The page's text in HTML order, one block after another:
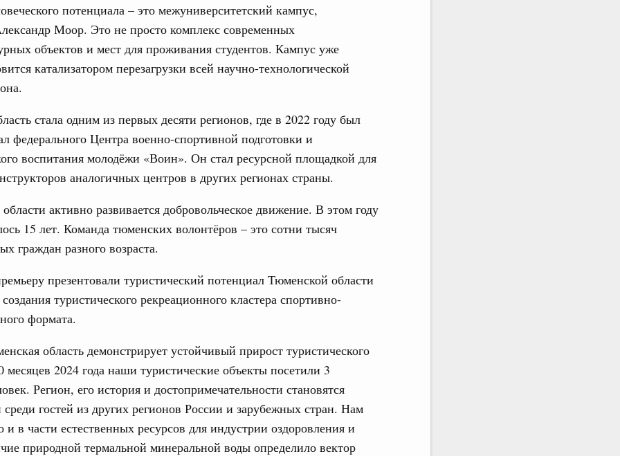
потенциала – это межуниверситетский кампус,
Моор. Это не просто комплекс современных
объектов и мест для проживания студентов. Кампус уже
катализатором перезагрузки всей научно-технологической
стала одним из первых десяти регионов, где в 2022 году был
федерального Центра военно-спортивной подготовки и
воспитания молодёжи «Воин». Он стал ресурсной площадкой для
аналогичных центров в других регионах страны.
активно развивается добровольческое движение. В этом году
15 лет. Команда тюменских волонтёров – это сотни тысяч
граждан разного возраста.
презентовали туристический потенциал Тюменской области
туристического рекреационного кластера спортивно-
формата.
область демонстрирует устойчивый прирост туристического
месяцев 2024 года наши туристические объекты посетили 3
Регион, его история и достопримечательности становятся
гостей из других регионов России и зарубежных стран. Нам
и в части естественных ресурсов для индустрии оздоровления и
природной термальной минеральной воды определило вектор
маршрутов научно-популярного туризма в
науки и технологий
отношения со странами СНГ на двусторонней основе
VIII Российско-Киргизского
Киргизской межрегиональной
трассах открылись
сервиса
стратегической сессии о
научно-технологическим развитием
ЖКХ обновлено в России при участии
еще